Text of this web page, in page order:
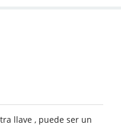
llave , puede ser un